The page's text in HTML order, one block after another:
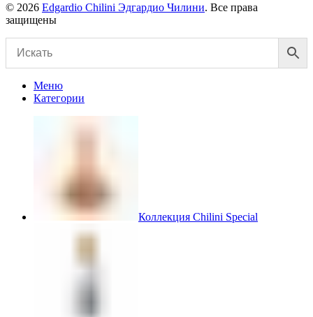
© 2026 Edgardio Chilini Эдгардио Чилини. Все права
защищены
Меню
Категории
Коллекция Chilini Special